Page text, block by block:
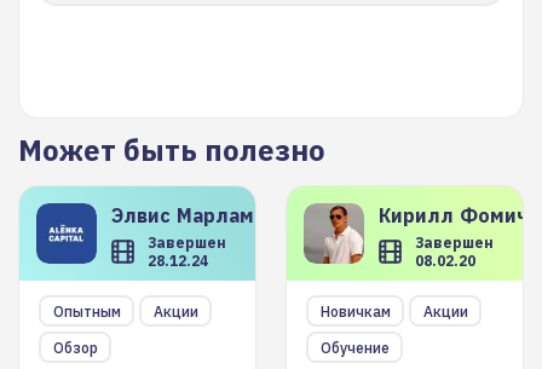
Может быть полезно
Элвис Марламов
Завершен
28.12.24
Опытным
Акции
Обзор
Кирилл
Завершен
08.02.20
Новичкам
Акции
Обучение